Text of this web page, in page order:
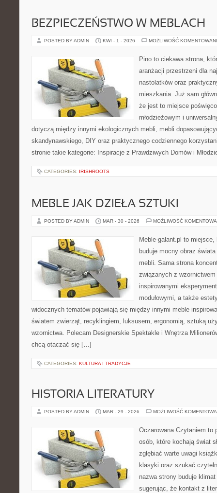
BEZPIECZEŃSTWO W MEBLACH
POSTED BY ADMIN KWI - 1 - 2026 MOŻLIWOŚĆ
Pino to ciekawa strona,
aranżacji przestrzeni dla
nastolatków oraz
mieszkania. Już sam
że jest to miejsce
młodzieżowym i
dotyczą między innymi ekologicznych mebli, mebli
skandynawskiego, DIY oraz praktycznego codziennego
stronie takie kategorie: Inspiracje z Prawdziwych Domów i
CATEGORIES: IRISHROOTS
MEBLE JAK DZIEŁA SZTUKI
POSTED BY ADMIN MAR - 30 - 2026 MOŻLIWOŚĆ
Meble-galant.pl to
buduje mocny obraz
mebli. Sama strona
związanych z
inspirowanymi
modułowymi, a także
widocznych tematów pojawiają się między innymi meble
światem zwierząt, recyklingiem, luksusem, ergonomią, sztuką
wzornictwa. Polecam Designerskie Spektakle i Wnętrza
chcą otaczać się […]
CATEGORIES: KULTURA I TRADYCJE
HISTORIA LITERATURY
POSTED BY ADMIN MAR - 29 - 2026 MOŻLIWOŚĆ
Oczarowana Czytaniem to
osób, które kochają świat
zgłębiać warte uwagi
klasyki oraz szukać
nazwa strony buduje
sugerując, że kontakt z